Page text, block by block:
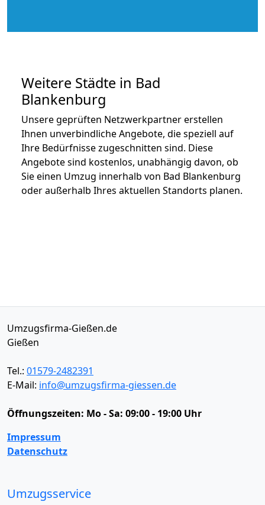
Weitere Städte in Bad
Blankenburg
Unsere geprüften Netzwerkpartner erstellen
Ihnen unverbindliche Angebote, die speziell auf
Ihre Bedürfnisse zugeschnitten sind. Diese
Angebote sind kostenlos, unabhängig davon, ob
Sie einen Umzug innerhalb von Bad Blankenburg
oder außerhalb Ihres aktuellen Standorts planen.
Umzugsfirma-Gießen.de
Gießen
Tel.: 01579-2482391
E-Mail: info@umzugsfirma-giessen.de
Öffnungszeiten: Mo - Sa: 09:00 - 19:00 Uhr
Impressum
Datenschutz
Umzugsservice